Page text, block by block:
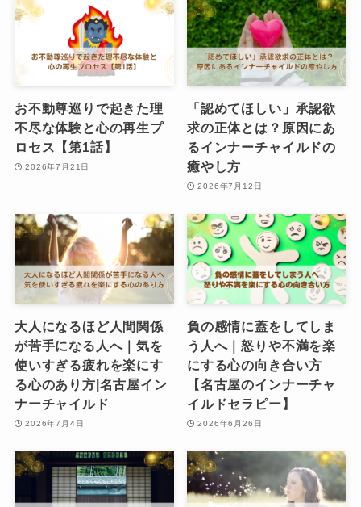
お不動尊巡りで起きた理
不尽な体験と心の再生プ
ロセス【第1話】
2026年7月21日
「認めてほしい」承認欲
求の正体とは？原因にあ
るインナーチャイルドの
癒やし方
2026年7月12日
大人になるほど人間関係
が苦手になる人へ｜気を
使いすぎる疲れを楽にす
る心のあり方|名古屋イン
ナーチャイルド
2026年7月4日
負の感情に蓋をしてしま
う人へ｜怒りや不満を楽
にする心の向き合い方
【名古屋のインナーチャ
イルドセラピー】
2026年6月26日